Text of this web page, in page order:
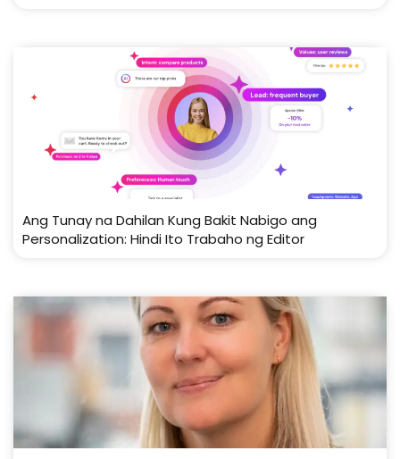
Ang Tunay na Dahilan Kung Bakit Nabigo ang
Personalization: Hindi Ito Trabaho ng Editor